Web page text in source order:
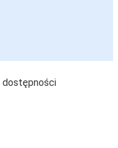
dostępności